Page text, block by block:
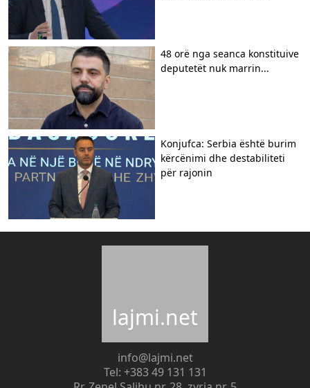
48 orë nga seanca konstituive
deputetët nuk marrin...
Konjufca: Serbia është burim
kërcënimi dhe destabiliteti
për rajonin
lajmi.net
info@lajmi.net
Tel: +383 49 131 131